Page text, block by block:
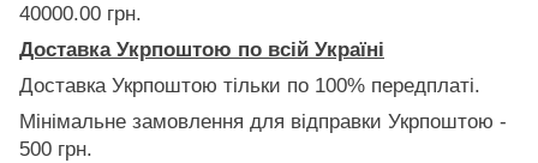
40000.00 грн.
Доставка Укрпоштою по всій Україні
Доставка Укрпоштою тільки по 100% передплаті.
Мінімальне замовлення для відправки Укрпоштою -
500 грн.